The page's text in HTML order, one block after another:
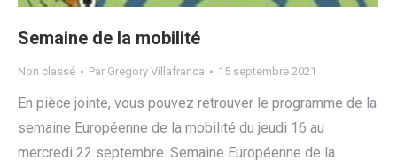
Semaine de la mobilité
Non classé Par Gregory Villafranca 15 septembre 2021
En pièce jointe, vous pouvez retrouver le programme de la
semaine Européenne de la mobilité du jeudi 16 au
mercredi 22 septembre. Semaine Européenne de la